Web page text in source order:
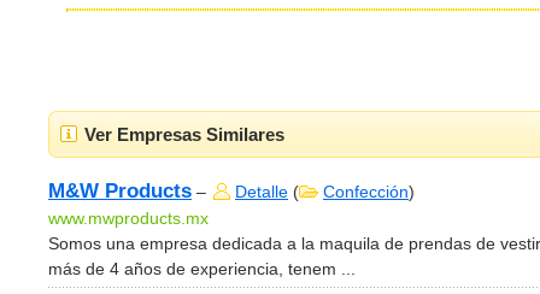
Ver Empresas Similares
M&W Products – Detalle ( Confección)
www.mwproducts.mx
Somos una empresa dedicada a la maquila de prendas de
más de 4 años de experiencia, tenem ...